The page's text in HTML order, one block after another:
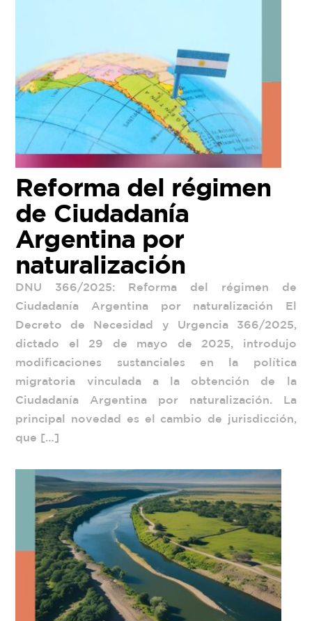
Reforma del régimen
de Ciudadanía
Argentina por
naturalización
DNU 366/2025: Reforma del régimen de
Ciudadanía Argentina por naturalización El
Decreto de Necesidad y Urgencia 366/2025,
dictado el 29 de mayo de 2025, introdujo
modificaciones sustanciales en la política
migratoria vinculada a la obtención de la
Ciudadanía Argentina por naturalización. La
principal novedad es el cambio de jurisdicción,
que […]